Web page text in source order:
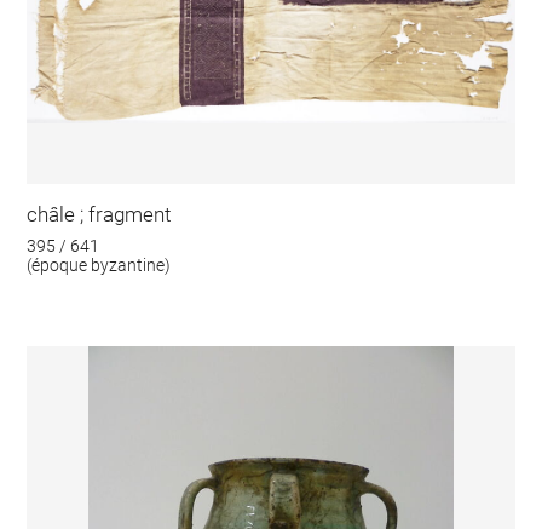
châle ; fragment
395 / 641
(époque byzantine)